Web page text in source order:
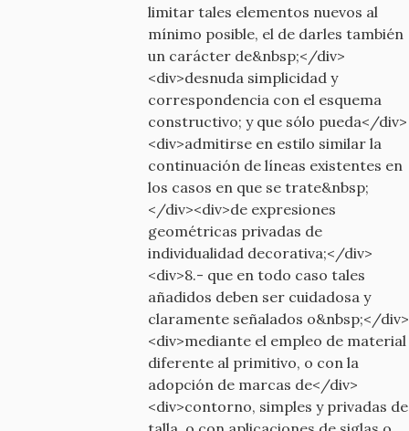
limitar tales elementos nuevos al
mínimo posible, el de darles también
un carácter de&nbsp;</div>
<div>desnuda simplicidad y
correspondencia con el esquema
constructivo; y que sólo pueda</div>
<div>admitirse en estilo similar la
continuación de líneas existentes en
los casos en que se trate&nbsp;
</div><div>de expresiones
geométricas privadas de
individualidad decorativa;</div>
<div>8.- que en todo caso tales
añadidos deben ser cuidadosa y
claramente señalados o&nbsp;</div>
<div>mediante el empleo de material
diferente al primitivo, o con la
adopción de marcas de</div>
<div>contorno, simples y privadas de